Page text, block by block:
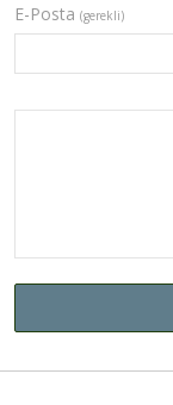
E-Posta (gerekli)